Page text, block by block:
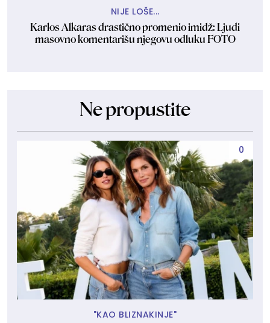
NIJE LOŠE...
Karlos Alkaras drastično promenio imidž: Ljudi
masovno komentarišu njegovu odluku FOTO
Ne propustite
0
"KAO BLIZNAKINJE"